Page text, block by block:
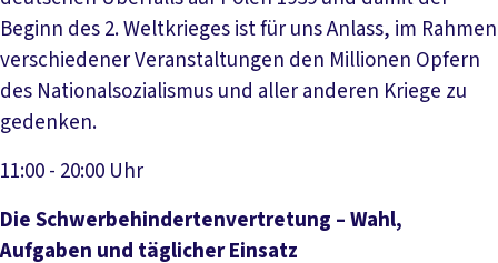
Beginn des 2. Weltkrieges ist für uns Anlass, im Rahmen
verschiedener Veranstaltungen den Millionen Opfern
des Nationalsozialismus und aller anderen Kriege zu
gedenken.
11:00 - 20:00 Uhr
Veranstaltung anzeigen
Die Schwerbehindertenvertretung – Wahl,
Aufgaben und täglicher Einsatz